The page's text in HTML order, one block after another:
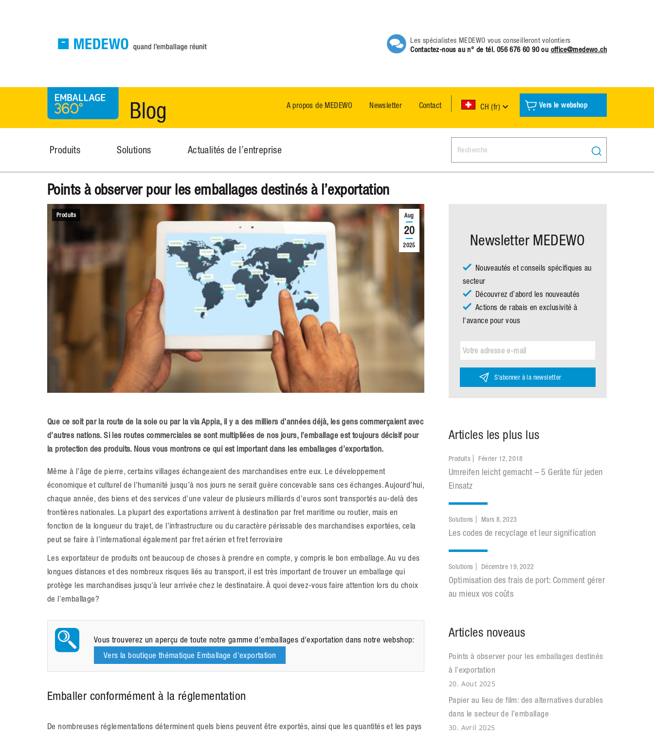
Les spécialistes MEDEWO vous conseilleront volontiers
Contactez-nous au n° de tél. 056 676 60 90ou office@medewo.ch
MEDEWO Verpackungen
News A propos de MEDEWO Newsletter Contact CH (fr) Vers le webshop
Produits Solutions Actualités de l’entreprise
Points à observer pour les emballages destinés à l’exportation
Aug
20
2025
Produits
Que ce soit par la route de la soie ou par la via Appia, il y a des milliers d’années déjà, les gens commerçaient avec
d’autres nations. Si les routes commerciales se sont multipliées de nos jours, l’emballage est toujours décisif pour
la protection des produits. Nous vous montrons ce qui est important dans les emballages d’exportation.
Même à l’âge de pierre, certains villages échangeaient des marchandises entre eux. Le développement
économique et culturel de l’humanité jusqu’à nos jours ne serait guère concevable sans ces échanges. Aujourd’hui,
chaque année, des biens et des services d’une valeur de plusieurs milliards d’euros sont transportés au-delà des
frontières nationales. La plupart des exportations arrivent à destination par fret maritime ou routier, mais en
fonction de la longueur du trajet, de l’infrastructure ou du caractère périssable des marchandises exportées, cela
peut se faire à l’international également par fret aérien et fret ferroviaire
Les exportateur de produits ont beaucoup de choses à prendre en compte, y compris le bon emballage. Au vu des
longues distances et des nombreux risques liés au transport, il est très important de trouver un emballage qui
protège les marchandises jusqu’à leur arrivée chez le destinataire. À quoi devez-vous faire attention lors du choix
de l’emballage?
Vous trouverez un aperçu de toute notre gamme d'emballages d'exportation dans notre webshop:
Vers la boutique thématique Emballage d'exportation
Emballer conformément à la réglementation
De nombreuses réglementations déterminent quels biens peuvent être exportés, ainsi que les quantités et les pays
Newsletter MEDEWO
Nouveautés et conseils spécifiques au
secteur
Découvrez d’abord les nouveautés
Actions de rabais en exclusivité à
l'avance pour vous
S'abonner à la newsletter
Articles les plus lus
Produits Février 12, 2018
Umreifen leicht gemacht – 5 Geräte für jeden
Einsatz
Solutions Mars 8, 2023
Les codes de recyclage et leur signification
Solutions Décembre 19, 2022
Optimisation des frais de port: Comment gérer
au mieux vos coûts
Articles noveaus
Points à observer pour les emballages destinés
à l’exportation
20. Aout 2025
Papier au lieu de film: des alternatives durables
dans le secteur de l’emballage
30. Avril 2025